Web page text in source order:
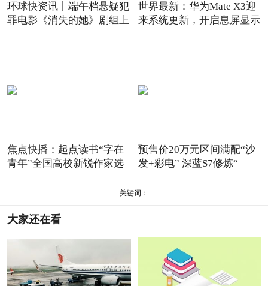
环球快资讯丨端午档悬疑犯
罪电影《消失的她》剧组上
世界最新：华为Mate X3迎
来系统更新，开启息屏显示
焦点快播：起点读书“字在
青年”全国高校新锐作家选
预售价20万元区间满配“沙
发+彩电” 深蓝S7修炼“
关键词：
大家还在看